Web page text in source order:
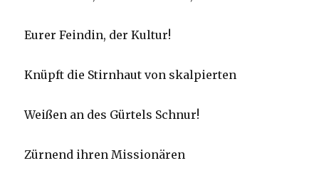
Eurer Feindin, der Kultur!
Knüpft die Stirnhaut von skalpierten
Weißen an des Gürtels Schnur!
Zürnend ihren Missionären